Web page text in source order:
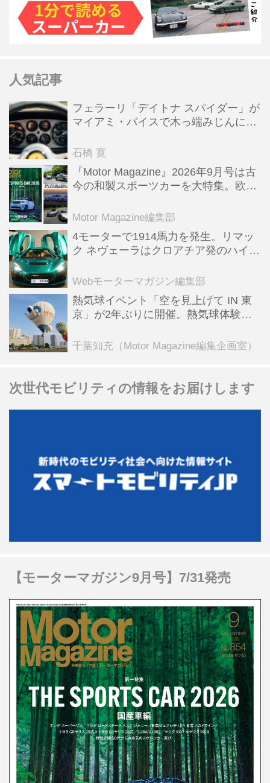
人気記事
フェラーリ「デイトナ スパイダー」が
マイアミ・バイスで木っ端みじんにな
石橋 寛
『Motor Magazine』2026年9月号は古
今の和製スポーツカーを大特集。欧州
Motor Magazine編集部
4モーターで1914馬力を発生。リマッ
ク ネヴェーラはクロアチア発のハイパ
全版／115】
Webモーターマガジン編集部
熱気球イベント「空を見上げて IN 東
京」が2年ぶりに開催。熱気球体験搭
ンテンツも
千葉知充（Motor Magazine編集企画室）
次世代モビリティの情報をお届けします
【モーターマガジン9月号】7/31発売